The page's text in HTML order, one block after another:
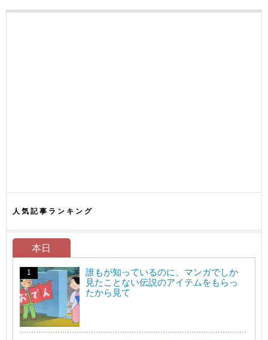
人気記事ランキング
本日
誰もが知っているのに、マンガでしか
見たことない伝説のアイテムをもらっ
たから見て